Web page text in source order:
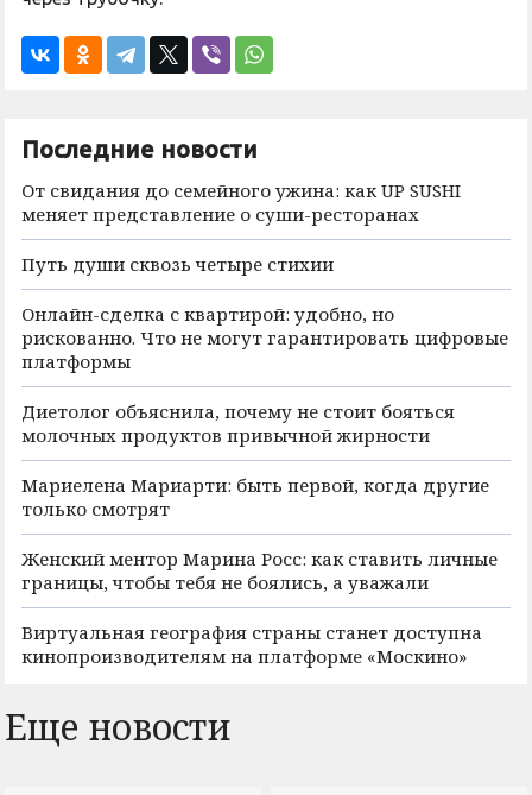
Последние новости
От свидания до семейного ужина: как UP SUSHI
меняет представление о суши-ресторанах
Путь души сквозь четыре стихии
Онлайн-сделка с квартирой: удобно, но
рискованно. Что не могут гарантировать цифровые
платформы
Диетолог объяснила, почему не стоит бояться
молочных продуктов привычной жирности
Мариелена Мариарти: быть первой, когда другие
только смотрят
Женский ментор Марина Росс: как ставить личные
границы, чтобы тебя не боялись, а уважали
Виртуальная география страны станет доступна
кинопроизводителям на платформе «Москино»
Еще новости